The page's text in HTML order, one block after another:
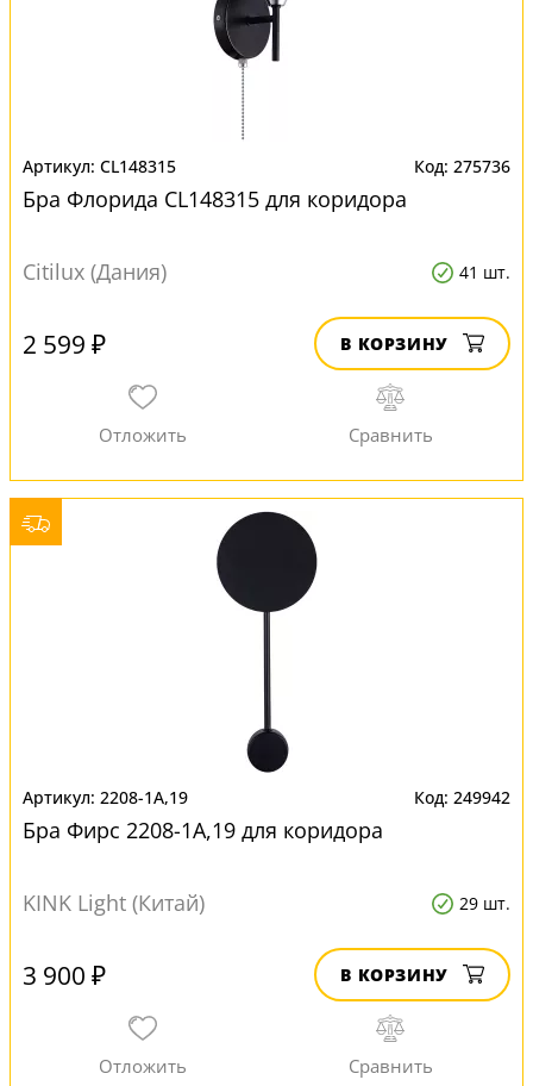
CL148315 275736
Бра Флорида CL148315 для коридора
Citilux (Дания) 41 шт.
2 599 ₽ В КОРЗИНУ
2208-1A,19 249942
Бра Фирс 2208-1A,19 для коридора
KINK Light (Китай) 29 шт.
3 900 ₽ В КОРЗИНУ